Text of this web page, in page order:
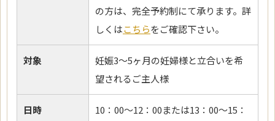
の方は、完全予約制にて承ります。詳
しくはこちらをご確認下さい。
対象
妊娠3～5ヶ月の妊婦様と立合いを希
望されるご主人様
日時
10：00～12：00または13：00～15：